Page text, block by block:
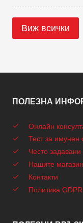
Виж всички
ПОЛЕЗНА
Онлайн
Тест за имунен
Често
Нашите
Контакти
Политика GDPR